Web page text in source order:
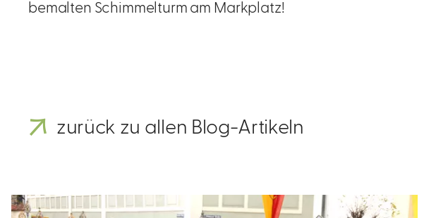
bemalten Schimmelturm am Markplatz!
zurück zu allen Blog-Artikeln